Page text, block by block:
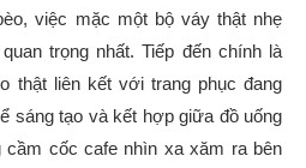
việc mặc một bộ váy thật nhẹ
trọng nhất. Tiếp đến chính là
thật liên kết với trang phục đang
sáng tạo và kết hợp giữa đồ uống
cầm cốc cafe nhìn xa xăm ra bên